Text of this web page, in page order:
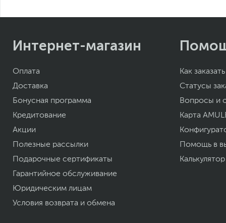
Интернет-магазин
Оплата
Доставка
Бонусная программа
Кредитование
Акции
Полезные рассылки
Подарочные сертификаты
Гарантийное обслуживание
Юридическим лицам
Условия возврата и обмена
Как заказать
Статусы
Вопросы и
Карта
Помощь в